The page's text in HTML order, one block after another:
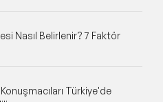
Nasıl Belirlenir? 7 Faktör
Türkiye'de